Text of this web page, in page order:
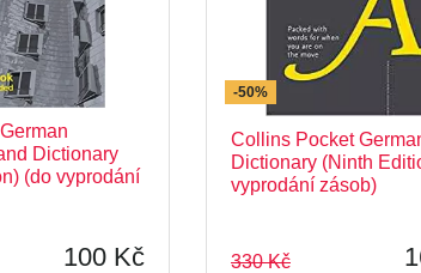
Dictionary
(do vyprodání
100 Kč
-50%
Collins Pocket
Dictionary (Ninth
vyprodání zásob)
330 Kč